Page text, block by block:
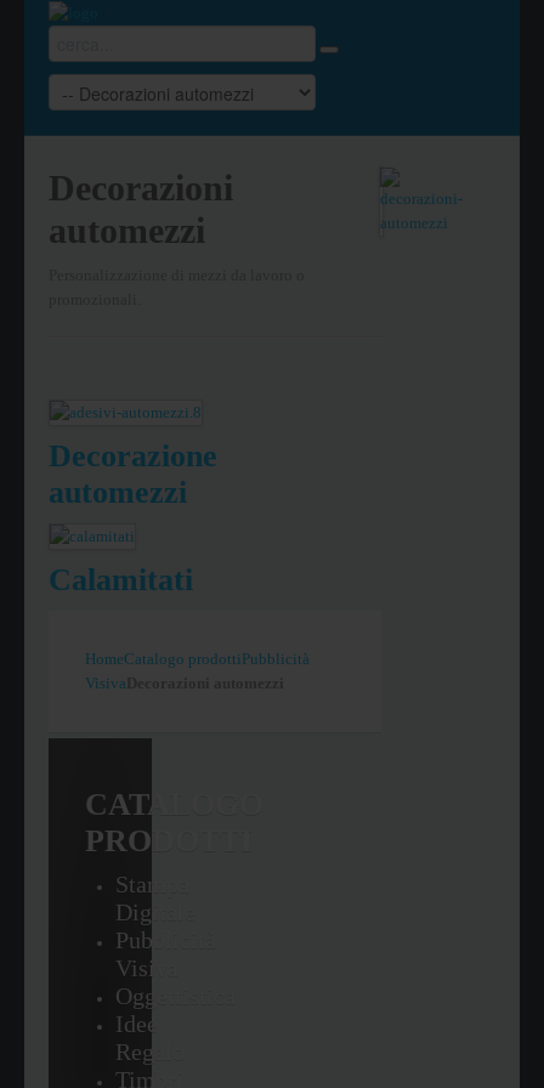
Decorazioni
automezzi
Decorazione
automezzi
Calamitati
HomeCatalogo prodottiPubblicità
Visiva
CATALOGO
PRODOTTI
Stampa
Digitale
Pubblicità
Visiva
Oggettistica
Idee
Regalo
Timbri